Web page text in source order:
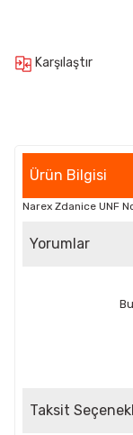
Karşılaştır
Ürün Bilgisi
Narex Zdanice UNF
Yorumlar
Taksit